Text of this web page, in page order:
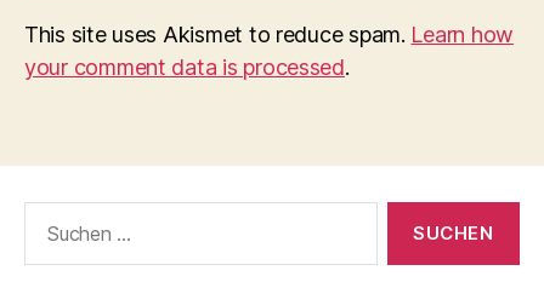
This site uses Akismet to reduce spam. Learn how
your comment data is processed.
nach: